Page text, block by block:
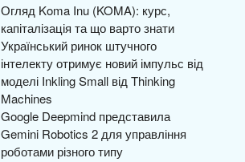
Огляд Koma Inu (KOMA): курс,
капіталізація та що варто знати
Український ринок штучного
інтелекту отримує новий імпульс від
моделі Inkling Small від Thinking
Machines
Google Deepmind представила
Gemini Robotics 2 для управління
роботами різного типу